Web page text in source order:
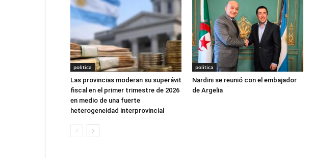
politica
Las provincias moderan su superávit
fiscal en el primer trimestre de 2026
en medio de una fuerte
heterogeneidad interprovincial
politica
Nardini se reunió con el embajador
de Argelia